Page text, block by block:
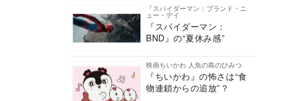
『スパイダーマン：ブランド・ニ
ュー・デイ
『スパイダーマン：
BND』の“夏休み感”
映画ちいかわ 人魚の島のひみつ
『ちいかわ』の怖さは“食
物連鎖からの追放”？